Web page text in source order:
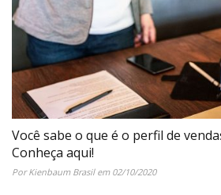
Você sabe o que é o perfil de
Conheça aqui!
Por Kienbaum Brasil em 02/10/2020